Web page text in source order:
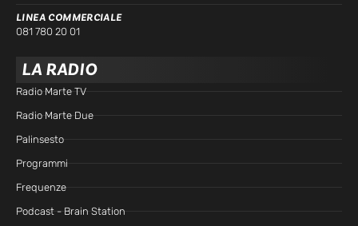
LINEA COMMERCIALE
081 780 20 01
LA RADIO
Radio Marte TV
Radio Marte Due
Palinsesto
Programmi
Frequenze
Podcast - Brain Station